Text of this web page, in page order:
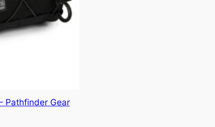
Pathfinder Gear